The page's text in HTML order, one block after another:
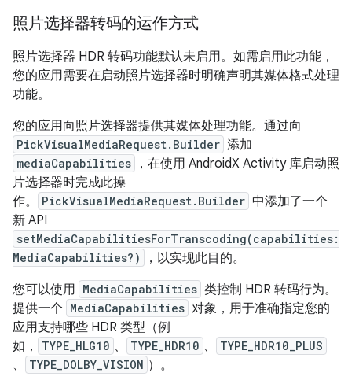
照片选择器转码的运作方式
照片选择器 HDR 转码功能默认未启用。如需启用此功能，
您的应用需要在启动照片选择器时明确声明其媒体格式处理
功能。
您的应用向照片选择器提供其媒体处理功能。通过向
PickVisualMediaRequest.Builder 添加
mediaCapabilities
，在使用 AndroidX Activity 库启动照
片选择器时完成此操
作。
PickVisualMediaRequest.Builder 中添加了一个
新 API
setMediaCapabilitiesForTranscoding(capabilities:
MediaCapabilities?)
，以实现此目的。
您可以使用 MediaCapabilities 类控制 HDR 转码行为。
提供一个 MediaCapabilities 对象，用于准确指定您的
应用支持哪些 HDR 类型（例
如，
TYPE_HLG10 、 TYPE_HDR10 、 TYPE_HDR10_PLUS
、 TYPE_DOLBY_VISION ）。